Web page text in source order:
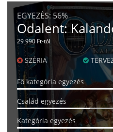
EGYEZÉS: 56%
Odalent:
29 990 Ft-tól
SZÉRIA
Fő kategória egyezés
Család egyezés
Kategória egyezés